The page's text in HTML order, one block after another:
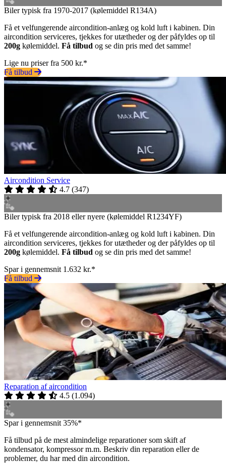
Biler typisk fra 1970-2017 (kølemiddel R134A)
Få et velfungerende aircondition-anlæg og kold luft i kabinen. Din
aircondition serviceres, tjekkes for utætheder og der påfyldes op til
200g kølemiddel. Få tilbud og se din pris med det samme!
Lige nu priser fra 500 kr.*
Få tilbud
Aircondition Service
4.7 (347)
Biler typisk fra 2018 eller nyere (kølemiddel R1234YF)
Få et velfungerende aircondition-anlæg og kold luft i kabinen. Din
aircondition serviceres, tjekkes for utætheder og der påfyldes op til
200g kølemiddel. Få tilbud og se din pris med det samme!
Spar i gennemsnit 1.632 kr.*
Få tilbud
Reparation af aircondition
4.5 (1.094)
Spar i gennemsnit 35%*
Få tilbud på de mest almindelige reparationer som skift af
kondensator, kompressor m.m. Beskriv din reparation eller de
problemer, du har med din aircondition.